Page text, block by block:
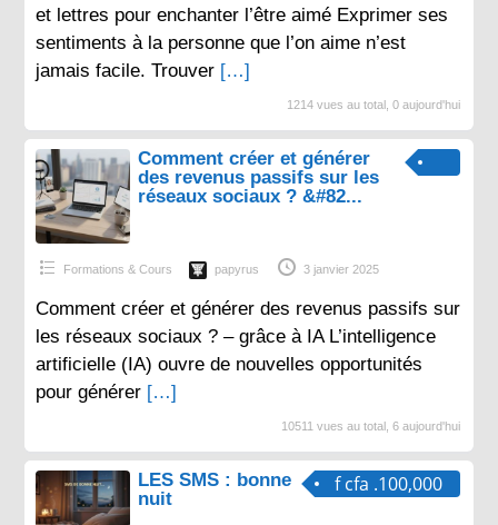
et lettres pour enchanter l’être aimé Exprimer ses
sentiments à la personne que l’on aime n’est
jamais facile. Trouver […]
1214 vues au total, 0 aujourd'hui
Comment créer et générer
des revenus passifs sur les
réseaux sociaux ? &#82...
Formations & Cours papyrus 3 janvier 2025
Comment créer et générer des revenus passifs sur
les réseaux sociaux ? – grâce à IA L’intelligence
artificielle (IA) ouvre de nouvelles opportunités
pour générer […]
10511 vues au total, 6 aujourd'hui
f cfa .100,000
LES SMS : bonne
nuit